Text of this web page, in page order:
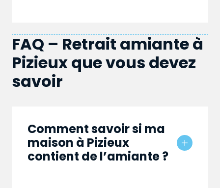
FAQ – Retrait amiante à
Pizieux que vous devez
savoir
Comment savoir si ma
maison à Pizieux
contient de l’amiante ?